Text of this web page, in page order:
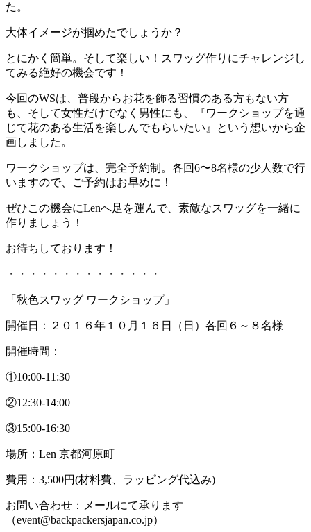
た。
大体イメージが掴めたでしょうか？
とにかく簡単。そして楽しい！スワッグ作りにチャレンジし
てみる絶好の機会です！
今回のWSは、普段からお花を飾る習慣のある方もない方
も、そして女性だけでなく男性にも、『ワークショップを通
じて花のある生活を楽しんでもらいたい』という想いから企
画しました。
ワークショップは、完全予約制。各回6〜8名様の少人数で行
いますので、ご予約はお早めに！
ぜひこの機会にLenへ足を運んで、素敵なスワッグを一緒に
作りましょう！
お待ちしております！
・・・・・・・・・・・・・・
「秋色スワッグ ワークショップ」
開催日：‪２０１６年１０月１６日（日）各回６～８名様
開催時間：
‪①10:00-11:30
②‪12:30-14:00
③‪15:00-16:30
場所：Len 京都河原町
費用：3,500円(材料費、ラッピング代込み)
お問い合わせ：メールにて承ります
（‪event@backpackersjapan.co.jp）